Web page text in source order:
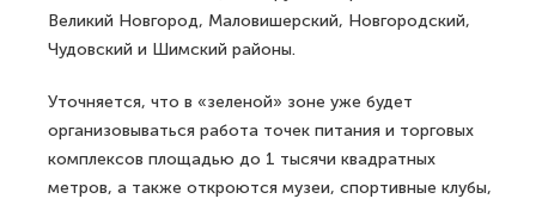
Великий Новгород, Маловишерский, Новгородский,
Чудовский и Шимский районы.
Уточняется, что в «зеленой» зоне уже будет
организовываться работа точек питания и торговых
комплексов площадью до 1 тысячи квадратных
метров, а также откроются музеи, спортивные клубы,